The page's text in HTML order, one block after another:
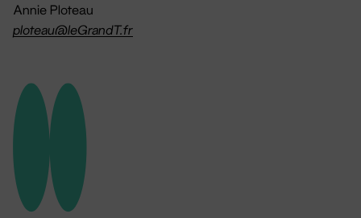
Annie Ploteau
ploteau@leGrandT.fr